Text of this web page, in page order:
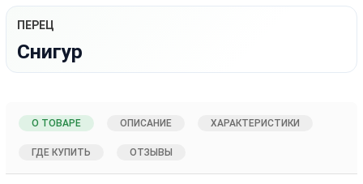
ПЕРЕЦ
Снигур
О ТОВАРЕ ОПИСАНИЕ ХАРАКТЕРИСТИКИ
ГДЕ КУПИТЬ ОТЗЫВЫ